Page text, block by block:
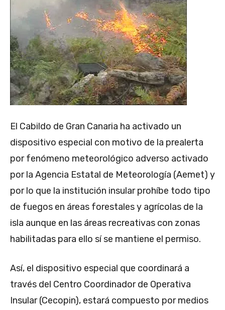
El Cabildo de Gran Canaria ha activado un
dispositivo especial con motivo de la prealerta
por fenómeno meteorológico adverso activado
por la Agencia Estatal de Meteorología (Aemet) y
por lo que la institución insular prohíbe todo tipo
de fuegos en áreas forestales y agrícolas de la
isla aunque en las áreas recreativas con zonas
habilitadas para ello sí se mantiene el permiso.
Así, el dispositivo especial que coordinará a
través del Centro Coordinador de Operativa
Insular (Cecopin), estará compuesto por medios